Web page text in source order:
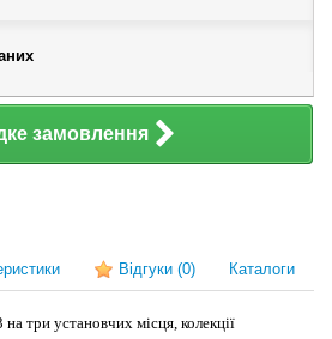
замовлення
Відгуки (0) Каталоги
три установчих місця, колекції